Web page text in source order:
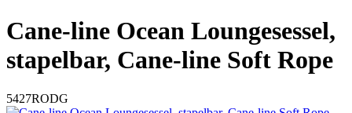
Cane-line Ocean Loungesessel,
stapelbar, Cane-line Soft Rope
5427RODG